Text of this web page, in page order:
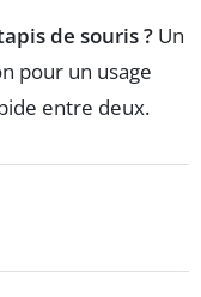
de souris ? Un
pour un usage
entre deux.